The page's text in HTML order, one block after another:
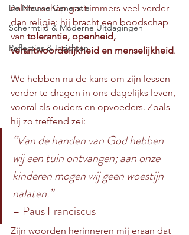
De Nieuwe Generatie
Schermtijd & Moderne Uitdagingen
Reflecties & Inzichten
nalatenschap gaat immers veel verder
dan religie: hij bracht een boodschap
van tolerantie, openheid,
verantwoordelijkheid en menselijkheid.
We hebben nu de kans om zijn lessen
verder te dragen in ons dagelijks leven,
vooral als ouders en opvoeders. Zoals
hij zo treffend zei:
“Van de handen van God hebben
wij een tuin ontvangen; aan onze
kinderen mogen wij geen woestijn
nalaten.”
– Paus Franciscus
Zijn woorden herinneren mij eraan dat